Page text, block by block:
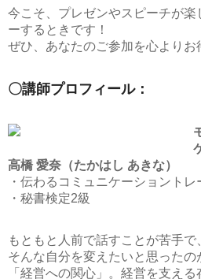
今こそ、プレゼンやスピーチが楽
ーするときです！
ぜひ、あなたのご参加を心よりお
〇講師プロフィール：
高橋 愛奈（たかはし あきな）
・伝わるコミュニケーショントレ
・秘書検定2級
もともと人前で話すことが苦手で
そんな自分を変えたいと思った
「経営への関心」。経営を支え